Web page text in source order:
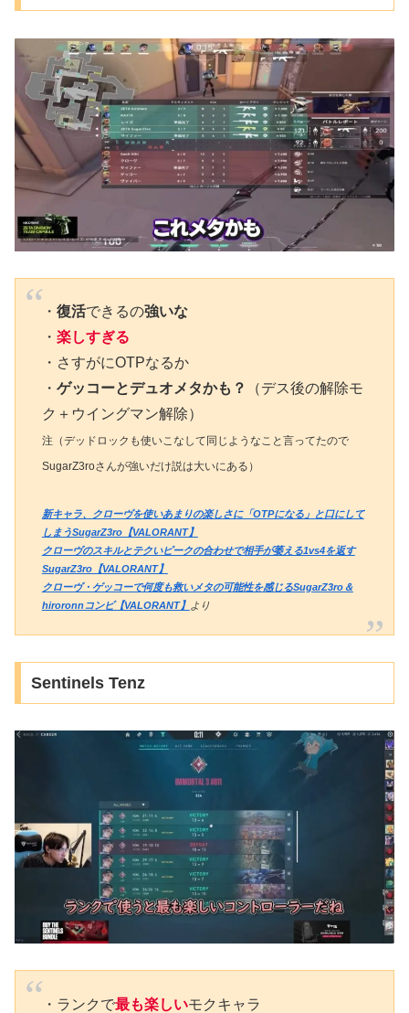
・ 復活できるの強いな
・ 楽しすぎる
・さすがにOTPなるか
・ ゲッコーとデュオメタかも？
（デス後の解除モ
ク＋ウイングマン解除）
注（デッドロックも使いこなして同じようなこと言ってたので
SugarZ3roさんが強いだけ説は大いにある）
新キャラ、クローヴを使いあまりの楽しさに「OTPになる」と口にして
しまうSugarZ3ro【VALORANT】
クローヴのスキルとテクいピークの合わせで相手が萎える1vs4を返す
SugarZ3ro【VALORANT】
クローヴ・ゲッコーで何度も救いメタの可能性を感じるSugarZ3ro＆
hiroronnコンビ【VALORANT】 より
Sentinels Tenz
・ランクで最も楽しいモクキャラ